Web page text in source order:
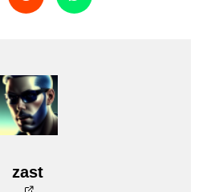
zast